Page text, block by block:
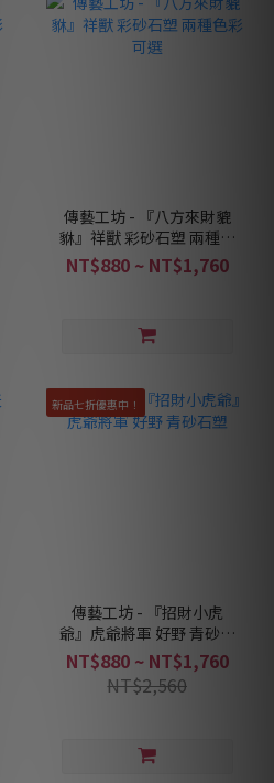
傳藝工坊 - 『八方來財貔
貅』祥獸 彩砂石塑 兩種色
彩可選
NT$880 ~ NT$1,760
新品七折優惠中！
傳藝工坊 - 『招財小虎
爺』虎爺將軍 好野 青砂石
塑
NT$880 ~ NT$1,760
NT$2,560